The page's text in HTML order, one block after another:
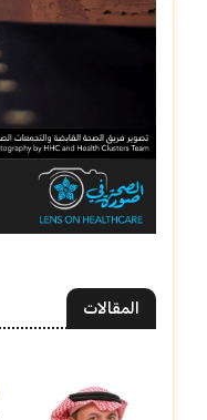
المقالات